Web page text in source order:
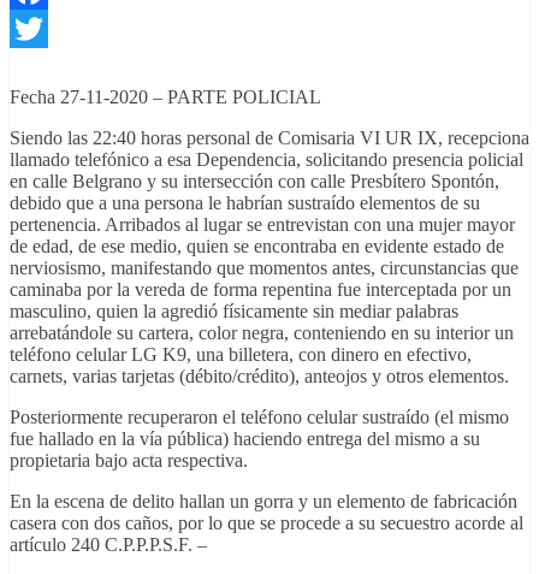
Facebook
Fecha 27-11-2020 – PARTE POLICIAL
Siendo las 22:40 horas personal de Comisaria VI UR IX, recepciona
llamado telefónico a esa Dependencia, solicitando presencia policial
en calle Belgrano y su intersección con calle Presbítero Spontón,
debido que a una persona le habrían sustraído elementos de su
pertenencia. Arribados al lugar se entrevistan con una mujer mayor
de edad, de ese medio, quien se encontraba en evidente estado de
nerviosismo, manifestando que momentos antes, circunstancias que
caminaba por la vereda de forma repentina fue interceptada por un
masculino, quien la agredió físicamente sin mediar palabras
arrebatándole su cartera, color negra, conteniendo en su interior un
teléfono celular LG K9, una billetera, con dinero en efectivo,
carnets, varias tarjetas (débito/crédito), anteojos y otros elementos.
Posteriormente recuperaron el teléfono celular sustraído (el mismo
fue hallado en la vía pública) haciendo entrega del mismo a su
propietaria bajo acta respectiva.
En la escena de delito hallan un gorra y un elemento de fabricación
casera con dos caños, por lo que se procede a su secuestro acorde al
artículo 240 C.P.P.P.S.F. –